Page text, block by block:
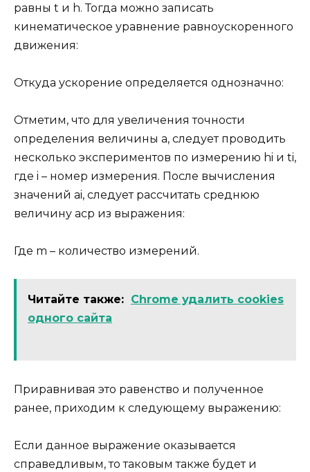
равны t и h. Тогда можно записать
кинематическое уравнение равноускоренного
движения:
Откуда ускорение определяется однозначно:
Отметим, что для увеличения точности
определения величины a, следует проводить
несколько экспериментов по измерению hi и ti,
где i – номер измерения. После вычисления
значений ai, следует рассчитать среднюю
величину acp из выражения:
Где m – количество измерений.
Читайте также: Chrome удалить cookies
одного сайта
Приравнивая это равенство и полученное
ранее, приходим к следующему выражению:
Если данное выражение оказывается
справедливым, то таковым также будет и